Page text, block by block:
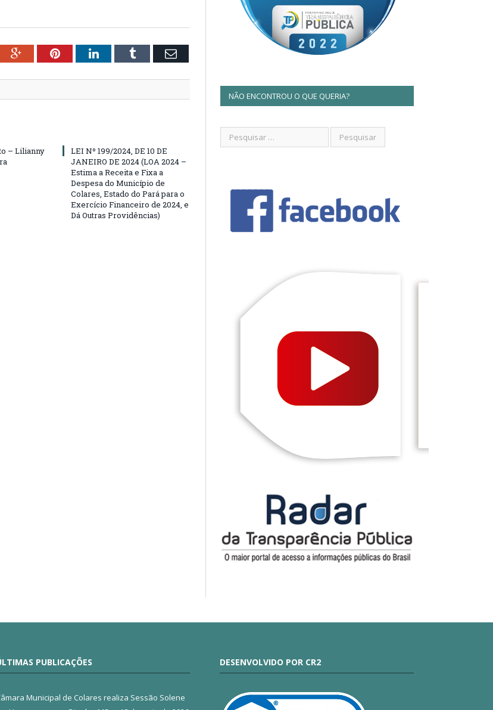
Google+PinterestLinkedInTumblr Email
– Lilianny
LEI Nº 199/2024, DE 10 DE
JANEIRO DE 2024 (LOA 2024 –
Estima a Receita e Fixa a
Despesa do Município de
Colares, Estado do Pará para o
Exercício Financeiro de 2024, e
Dá Outras Providências)
NÃO ENCONTROU O QUE QUERIA?
PUBLICAÇÕES
Municipal de Colares realiza Sessão Solene
DESENVOLVIDO POR CR2